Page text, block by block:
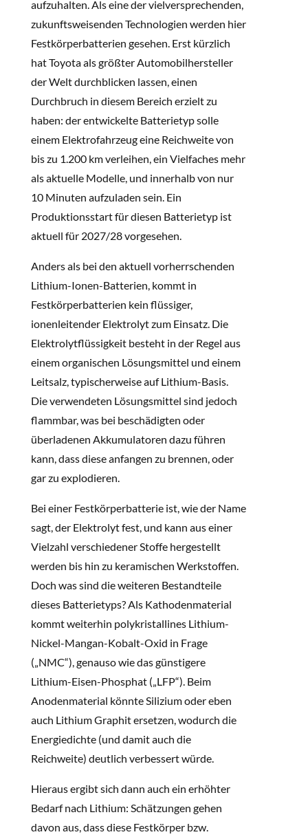
aufzuhalten. Als eine der vielversprechenden,
zukunftsweisenden Technologien werden hier
Festkörperbatterien gesehen. Erst kürzlich
hat Toyota als größter Automobilhersteller
der Welt durchblicken lassen, einen
Durchbruch in diesem Bereich erzielt zu
haben: der entwickelte Batterietyp solle
einem Elektrofahrzeug eine Reichweite von
bis zu 1.200 km verleihen, ein Vielfaches mehr
als aktuelle Modelle, und innerhalb von nur
10 Minuten aufzuladen sein. Ein
Produktionsstart für diesen Batterietyp ist
aktuell für 2027/28 vorgesehen.
Anders als bei den aktuell vorherrschenden
Lithium-Ionen-Batterien, kommt in
Festkörperbatterien kein flüssiger,
ionenleitender Elektrolyt zum Einsatz. Die
Elektrolytflüssigkeit besteht in der Regel aus
einem organischen Lösungsmittel und einem
Leitsalz, typischerweise auf Lithium-Basis.
Die verwendeten Lösungsmittel sind jedoch
flammbar, was bei beschädigten oder
überladenen Akkumulatoren dazu führen
kann, dass diese anfangen zu brennen, oder
gar zu explodieren.
Bei einer Festkörperbatterie ist, wie der Name
sagt, der Elektrolyt fest, und kann aus einer
Vielzahl verschiedener Stoffe hergestellt
werden bis hin zu keramischen Werkstoffen.
Doch was sind die weiteren Bestandteile
dieses Batterietyps? Als Kathodenmaterial
kommt weiterhin polykristallines Lithium-
Nickel-Mangan-Kobalt-Oxid in Frage
(„NMC“), genauso wie das günstigere
Lithium-Eisen-Phosphat („LFP“). Beim
Anodenmaterial könnte Silizium oder eben
auch Lithium Graphit ersetzen, wodurch die
Energiedichte (und damit auch die
Reichweite) deutlich verbessert würde.
Hieraus ergibt sich dann auch ein erhöhter
Bedarf nach Lithium: Schätzungen gehen
davon aus, dass diese Festkörper bzw.